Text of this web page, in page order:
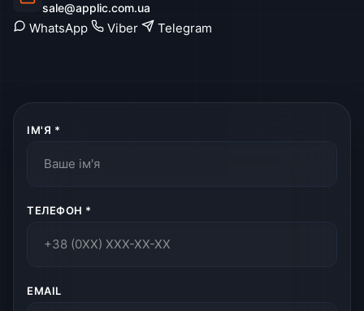
sale@applic.com.ua
WhatsApp Viber Telegram
ІМ'Я *
ТЕЛЕФОН *
EMAIL